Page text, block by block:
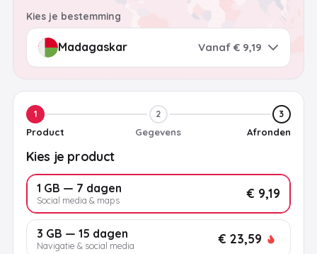
Kies je bestemming
Vanaf € 9,19
1
Product
2
Gegevens
3
Afronden
Kies je product
1 GB — 7 dagen
Social media & maps € 9,19
3 GB — 15 dagen
Navigatie & social media € 23,59